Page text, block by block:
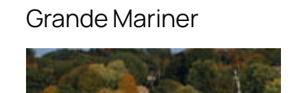
Grande Mariner